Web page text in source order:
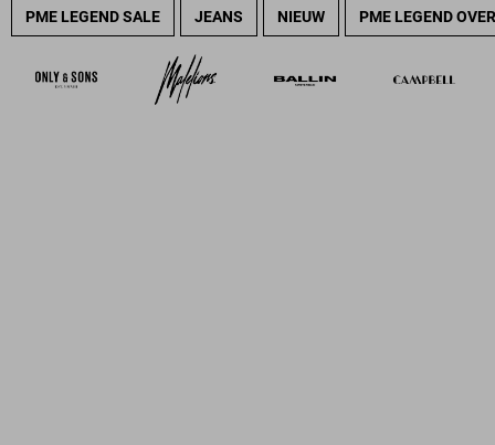
PME LEGEND SALE JEANS NIEUW PME LEGEND